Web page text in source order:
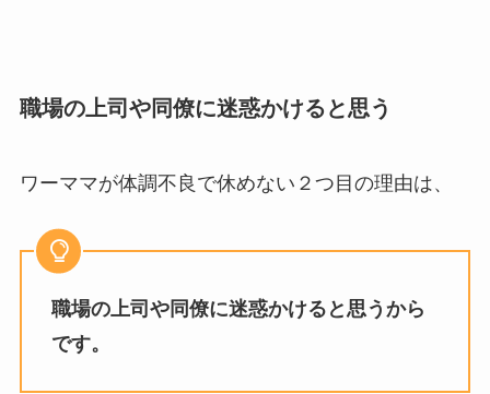
職場の上司や同僚に迷惑かけると思う
ワーママが体調不良で休めない２つ目の理由は、
職場の上司や同僚に迷惑かけると思うから
です。